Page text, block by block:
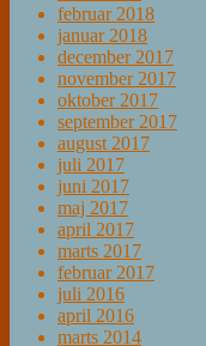
februar 2018
januar 2018
december 2017
november 2017
oktober 2017
september 2017
august 2017
juli 2017
juni 2017
maj 2017
april 2017
marts 2017
februar 2017
juli 2016
april 2016
marts 2014